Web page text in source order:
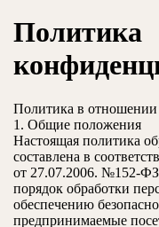
Политика
Политика в
1. Общие положения
Настоящая политика
составлена в
от 27.07.2006. №152-
порядок обработки
обеспечению
предпринимаемые